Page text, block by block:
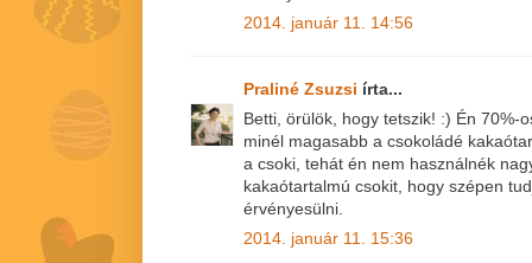
2014. január 11. 14:56
Praliné Zsuzsi írta...
Betti, örülök, hogy tetszik! :) Én 70%-
minél magasabb a csokoládé
a csoki, tehát én nem használnék
kakaótartalmú csokit, hogy szépen
érvényesülni.
2014. január 11. 15:36